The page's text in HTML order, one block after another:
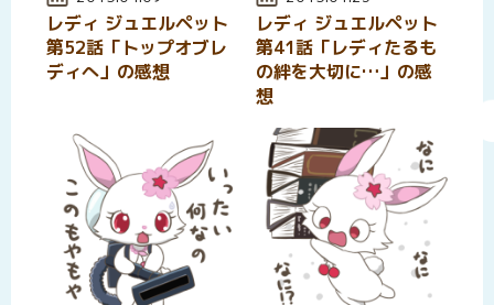
レディ ジュエルペット
第52話「トップオブレ
ディへ」の感想
レディ ジュエルペット
第41話「レディたるも
の絆を大切に…」の感
想